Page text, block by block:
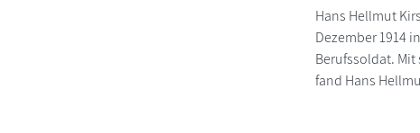
Hans Hellmut
Dezember 1914
Berufssoldat.
fand Hans